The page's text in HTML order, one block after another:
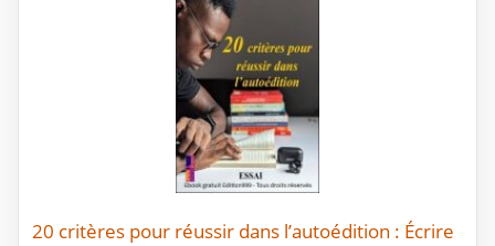
20 critères pour réussir dans l’autoédition : Écrire